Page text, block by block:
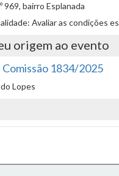
969, bairro Esplanada
Avaliar as condições
origem ao evento
1834/2025
Lopes